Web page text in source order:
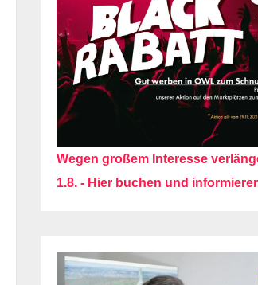
Wegen großem Interesse
1.8. - Hier buchen und